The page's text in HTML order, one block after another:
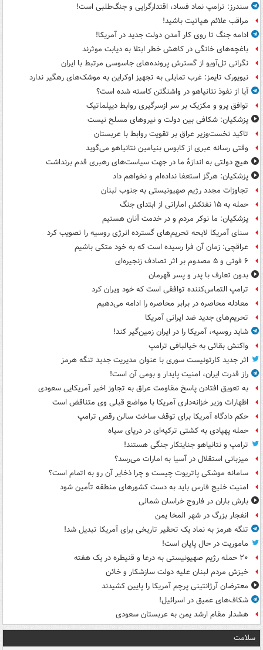
سندرز: ترامپ نماد فساد، اقتدارگرایی و جنگ‌طلبی است!
مراقب علائم هپاتیت باشید!
ادامه جنگ تا روی کار آمدن دولت جدید در آمریکا!
باغچه‌های خانگی در کاهش خطر ابتلا به دیابت موثرند
نگرانی تل‌آویو از گسترش پرونده‌های جاسوسی مرتبط با ایران
نیویورک تایمز: غرب تمایلی به تجهیز اوکراین به موشک‌های رهگیر ندارد
آیا از نفوذ نتانیاهو در واشنگتن کاسته شده است؟
توافق پرو و مکزیک بر سر ازسرگیری روابط دیپلماتیک
پزشکیان: شکافی بین دولت و نیروهای مسلح نیست
تاکید نخست‌وزیر عراق بر تقویت روابط با عربستان
وقتی رسانه عبری از کابوس بنیامین نتانیاهو می‌گوید
هیچ دولتی به اندازۀ ما در جهت سیاست‌های رهبری قدم برنداشت
پزشکیان: هرگز استعفا نداده‌ام و نخواهم داد
تجاوزات مجدد رژیم صهیونیستی به جنوب لبنان
حمله به ۱۵ نفتکش‌ اماراتی از ابتدای جنگ
پزشکیان: ما نوکر مردم و در خدمت آنان هستیم
سنای آمریکا لایحه تحریم‌های گسترده انرژی روسیه را تصویب کرد
عراقچی: زمان آن فرا رسیده است که به خود متکی باشیم
۶ فوتی و ۵ مصدوم بر اثر تصادف زنجیره‌ای
بدون تعارف با پدر و پسر قهرمان
ترامپ التماس‌کننده توافقی است که خود ویران کرد
معادله محاصره در برابر محاصره را ادامه می‌دهیم
تحریم‌های جدید ضد ایرانی آمریکا
شاید روسیه، آمریکا را در ایران زمین‌گیر کند!
واکنش بقائی به خیالبافی ترامپ
اثر جدید کارتونیست سوری با عنوان مدیریت جدید تنگه هرمز
راز قدرت ایران، امنیت پایدار و بومی آن است!
به تعویق افتادن پاسخ مقاومت عراق به تجاوز اخیر آمریکایی سعودی
اظهارات وزیر خزانه‌داری آمریکا با مواضع قبلی وی متناقض است
حکم دادگاه آمریکا برای توقف ساخت سالن رقص ترامپ
حمله پهپادی به کشتی ترکیه‌ای در دریای سیاه
ترامپ و نتانیاهو جنایتکار جنگی هستند!
میزبانی استقلال در آسیا به امارات می‌رسد؟
سامانه موشکی پاتریوت چیست و چرا ذخایر آن رو به اتمام است؟
امنیت خلیج فارس باید به دست کشورهای منطقه تأمین شود
بارش باران در فاروج خراسان شمالی
انفجار بزرگ در شهر المخا یمن
تنگه هرمز به نماد یک تحقیر تاریخی برای آمریکا تبدیل شد!
ماموریت در حال پایان است!
۲۰ حمله رژیم صهیونیستی به درعا و قنیطره در یک هفته
خیزش مردم لبنان علیه دولت سازشکار و خائن
معترضان آرژانتینی پرچم آمریکا را پایین کشیدند
شکاف‌های عمیق در اسرائیل!
هشدار مقام ارشد یمن به عربستان سعودی
سلامت